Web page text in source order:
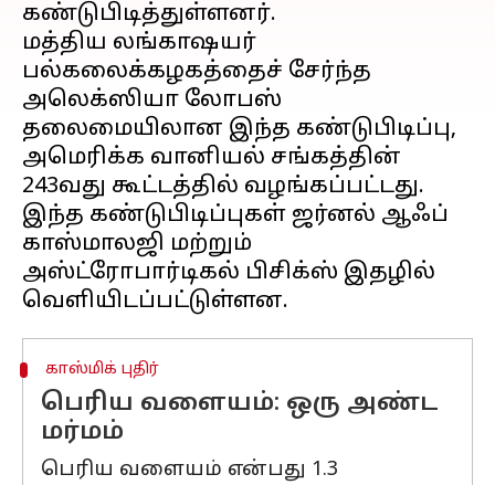
கண்டுபிடித்துள்ளனர்.
மத்திய லங்காஷயர்
பல்கலைக்கழகத்தைச் சேர்ந்த
அலெக்ஸியா லோபஸ்
தலைமையிலான இந்த கண்டுபிடிப்பு,
அமெரிக்க வானியல் சங்கத்தின்
243வது கூட்டத்தில் வழங்கப்பட்டது.
இந்த கண்டுபிடிப்புகள் ஜர்னல் ஆஃப்
காஸ்மாலஜி மற்றும்
அஸ்ட்ரோபார்டிகல் பிசிக்ஸ் இதழில்
காஸ்மிக் புதிர்
பெரிய வளையம்: ஒரு அண்ட
மர்மம்
பெரிய வளையம் என்பது 1.3